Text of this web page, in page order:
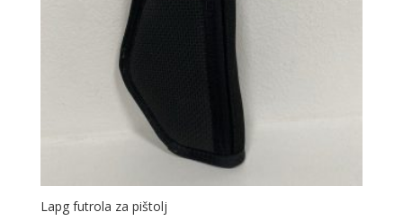
Lapg futrola za pištolj